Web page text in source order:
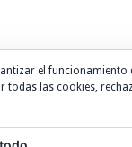
el funcionamiento
todas las cookies,